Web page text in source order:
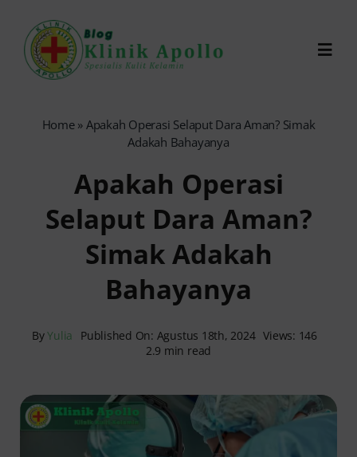
content
Reservasi Online
Home» Apakah Operasi Selaput Dara Aman? Simak
Adakah Bahayanya
Apakah Operasi
Selaput Dara Aman?
Simak Adakah
Bahayanya
ByYulia Published On: Agustus 18th, 2024 Views: 146
2.9 min read